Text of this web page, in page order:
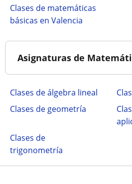
Clases de matemáticas
básicas en Valencia
Asignaturas de
Clases de álgebra lineal
Clases de geometría
Clases de
trigonometría